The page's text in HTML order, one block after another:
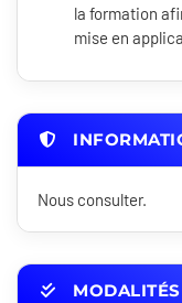
la formation
mise en
Nous consulter.